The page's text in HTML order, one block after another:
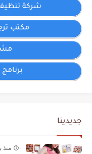
شركة
مكتب
جديدينا
منذ